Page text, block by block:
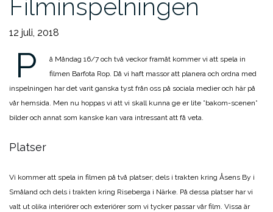
Filminspelningen
12 juli, 2018
P
å Måndag 16/7 och två veckor framåt kommer vi att spela in
filmen Barfota Rop. Då vi haft massor att planera och ordna med
inspelningen har det varit ganska tyst från oss på sociala medier och här på
vår hemsida. Men nu hoppas vi att vi skall kunna ge er lite ”bakom-scenen”
bilder och annat som kanske kan vara intressant att få veta.
Platser
Vi kommer att spela in filmen på två platser; dels i trakten kring Åsens By i
Småland och dels i trakten kring Riseberga i Närke. På dessa platser har vi
valt ut olika interiörer och exteriörer som vi tycker passar vår film. Vissa är